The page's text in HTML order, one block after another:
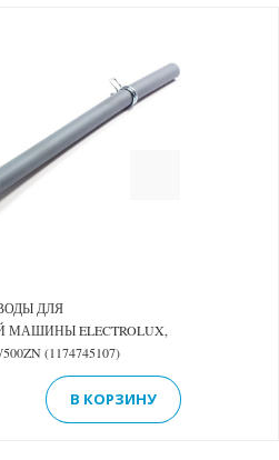
ДЛЯ
ELECTROLUX,
(1174745107)
В КОРЗИНУ